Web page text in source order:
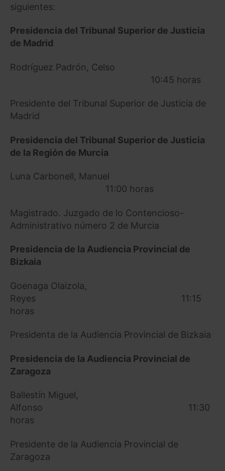
siguientes:
Presidencia del Tribunal Superior de Justicia
de Madrid
Rodríguez Padrón, Celso
10:45 horas
Presidente del Tribunal Superior de Justicia de
Madrid
Presidencia del Tribunal Superior de Justicia
de la Región de Murcia
Luna Carbonell, Manuel
11:00 horas
Magistrado. Juzgado de lo Contencioso-
Administrativo número 2 de Murcia
Presidencia de la Audiencia Provincial de
Bizkaia
Goenaga Olaizola,
Reyes 11:15
horas
Presidenta de la Audiencia Provincial de Bizkaia
Presidencia de la Audiencia Provincial de
Zaragoza
Ballestín Miguel,
Alfonso 11:30
horas
Presidente de la Audiencia Provincial de
Zaragoza